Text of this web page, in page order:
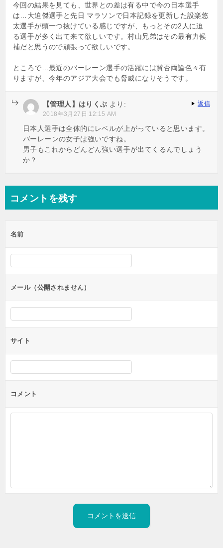
今回の結果を見ても、世界との差は有る中で今の日本選手
は…大迫傑選手と先日 マラソンで日本記録を更新した設楽悠
太選手が頭一つ抜けている感じですが、もっとその2人に迫
る選手が多く出て来て欲しいです。村山兄弟はその最有力候
補だと思うので頑張って欲しいです。
ところで…最近のバーレーン選手の活躍には賛否両論色々有
りますが、今年のアジア大会でも脅威になりそうです。
【管理人】はりくぶ より:
2018年3月27日 12:15 AM
日本人選手は全体的にレベルが上がっていると思います。
バーレーンの女子は強いですね。
男子もこれからどんどん強い選手が出てくるんでしょう
か？
返信
コメントを残す
名前
メール（公開されません）
サイト
コメント